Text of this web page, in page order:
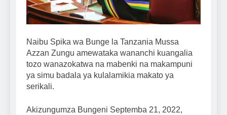
Naibu Spika wa Bunge la Tanzania Mussa
Azzan Zungu amewataka wananchi kuangalia
tozo wanazokatwa na mabenki na makampuni
ya simu badala ya kulalamikia makato ya
serikali.
Akizungumza Bungeni Septemba 21, 2022,